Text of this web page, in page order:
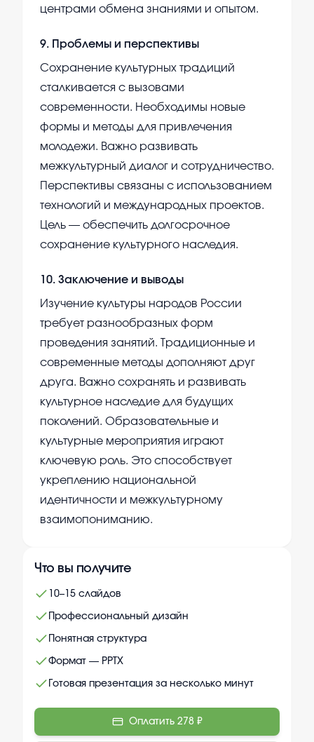
центрами обмена знаниями и опытом.
9. Проблемы и перспективы
Сохранение культурных традиций
сталкивается с вызовами
современности. Необходимы новые
формы и методы для привлечения
молодежи. Важно развивать
межкультурный диалог и сотрудничество.
Перспективы связаны с использованием
технологий и международных проектов.
Цель — обеспечить долгосрочное
сохранение культурного наследия.
10. Заключение и выводы
Изучение культуры народов России
требует разнообразных форм
проведения занятий. Традиционные и
современные методы дополняют друг
друга. Важно сохранять и развивать
культурное наследие для будущих
поколений. Образовательные и
культурные мероприятия играют
ключевую роль. Это способствует
укреплению национальной
идентичности и межкультурному
взаимопониманию.
Что вы получите
10–15 слайдов
Профессиональный дизайн
Понятная структура
Формат — PPTX
Готовая презентация за несколько минут
Оплатить 278 ₽